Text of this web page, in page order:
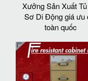
Xưởng Sản Xuất
Sơ Di Động giá ưu
toàn quốc